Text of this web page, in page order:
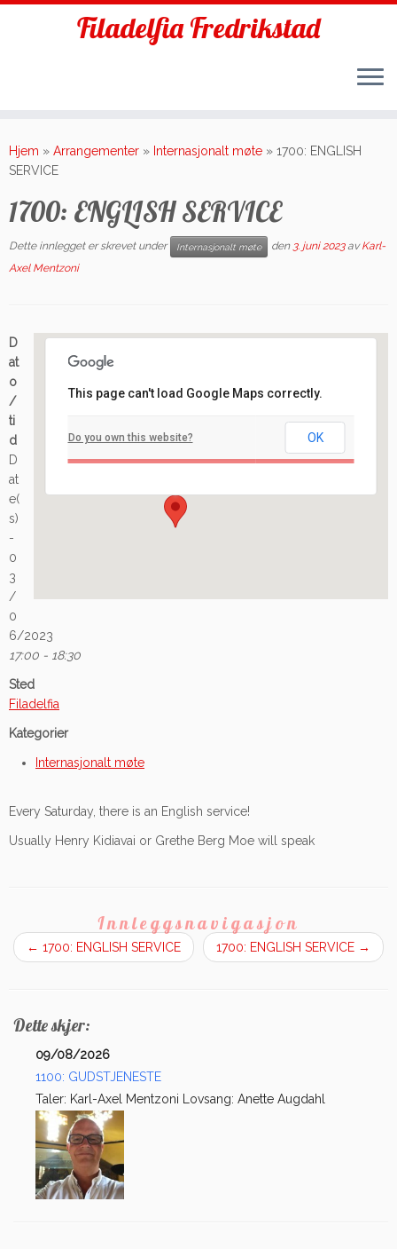
to
content
Filadelfia Fredrikstad
Hjem » Arrangementer » Internasjonalt møte » 1700: ENGLISH
SERVICE
1700: ENGLISH SERVICE
Dette innlegget er skrevet under Internasjonalt møte den 3. juni 2023 avKarl-
Axel Mentzoni
Arrangement
This page can't load Google Maps correctly.
Do you own this website? OK
D
at
o
/
ti
d
D
at
e(
s)
-
0
3
/
0
6/2023
17:00 - 18:30
Sted
Filadelfia
Kategorier
Internasjonalt møte
Every Saturday, there is an English service!
Usually Henry Kidiavai or Grethe Berg Moe will speak
Innleggsnavigasjon
← 1700: ENGLISH SERVICE 1700: ENGLISH SERVICE →
Dette skjer:
09/08/2026
1100: GUDSTJENESTE
Taler: Karl-Axel Mentzoni Lovsang: Anette Augdahl